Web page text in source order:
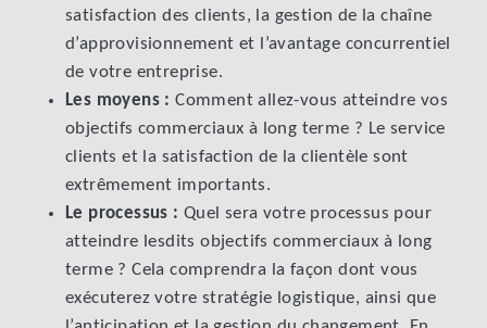
satisfaction des clients, la gestion de la chaîne
d’approvisionnement et l’avantage concurrentiel
de votre entreprise.
Les moyens : Comment allez-vous atteindre vos
objectifs commerciaux à long terme ? Le service
clients et la satisfaction de la clientèle sont
extrêmement importants.
Le processus : Quel sera votre processus pour
atteindre lesdits objectifs commerciaux à long
terme ? Cela comprendra la façon dont vous
exécuterez votre stratégie logistique, ainsi que